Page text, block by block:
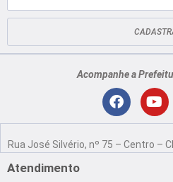
mail
Acompanhe a
F
c
Y
u
Rua José Silvério, nº 75 – Centro –
Atendimento